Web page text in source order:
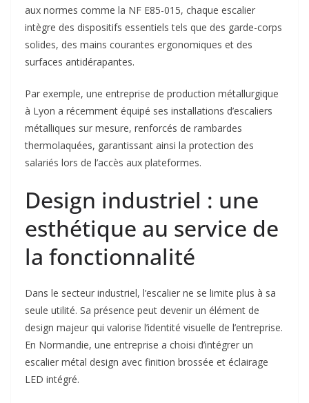
aux normes comme la NF E85-015, chaque escalier
intègre des dispositifs essentiels tels que des garde-corps
solides, des mains courantes ergonomiques et des
surfaces antidérapantes.
Par exemple, une entreprise de production métallurgique
à Lyon a récemment équipé ses installations d’escaliers
métalliques sur mesure, renforcés de rambardes
thermolaquées, garantissant ainsi la protection des
salariés lors de l’accès aux plateformes.
Design industriel : une
esthétique au service de
la fonctionnalité
Dans le secteur industriel, l’escalier ne se limite plus à sa
seule utilité. Sa présence peut devenir un élément de
design majeur qui valorise l’identité visuelle de l’entreprise.
En Normandie, une entreprise a choisi d’intégrer un
escalier métal design avec finition brossée et éclairage
LED intégré.